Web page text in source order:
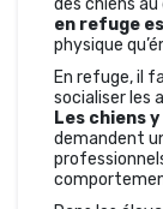
des chiens
en refuge
physique
En refuge, il
socialiser les
Les chiens
demandent